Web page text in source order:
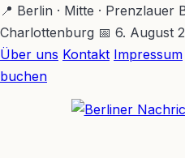
Zum
Hauptinhalt
springen
📍 Berlin · Mitte · Prenzlauer
Charlottenburg 📅 6. August
Über uns Kontakt Impressum
buchen